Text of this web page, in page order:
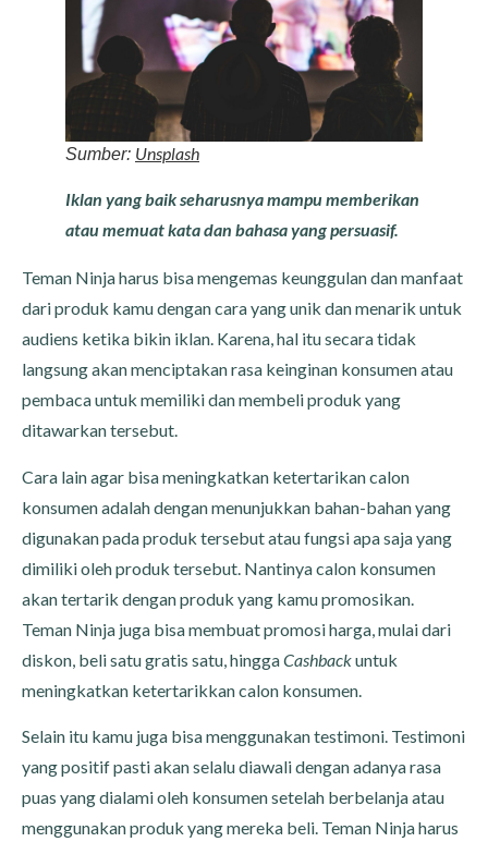
Sumber: Unsplash
Iklan yang baik seharusnya mampu memberikan
atau memuat kata dan bahasa yang persuasif.
Teman Ninja harus bisa mengemas keunggulan dan manfaat
dari produk kamu dengan cara yang unik dan menarik untuk
audiens ketika bikin iklan. Karena, hal itu secara tidak
langsung akan menciptakan rasa keinginan konsumen atau
pembaca untuk memiliki dan membeli produk yang
ditawarkan tersebut.
Cara lain agar bisa meningkatkan ketertarikan calon
konsumen adalah dengan menunjukkan bahan-bahan yang
digunakan pada produk tersebut atau fungsi apa saja yang
dimiliki oleh produk tersebut. Nantinya calon konsumen
akan tertarik dengan produk yang kamu promosikan.
Teman Ninja juga bisa membuat promosi harga, mulai dari
diskon, beli satu gratis satu, hinggaCashbackuntuk
meningkatkan ketertarikkan calon konsumen.
Selain itu kamu juga bisa menggunakan testimoni. Testimoni
yang positif pasti akan selalu diawali dengan adanya rasa
puas yang dialami oleh konsumen setelah berbelanja atau
menggunakan produk yang mereka beli. Teman Ninja harus